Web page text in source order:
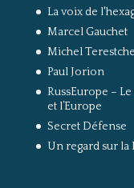
La voix de
Marcel Gauchet
Michel
Paul Jorion
RussEurope –
et l’Europe
Secret Défense
Un regard sur la